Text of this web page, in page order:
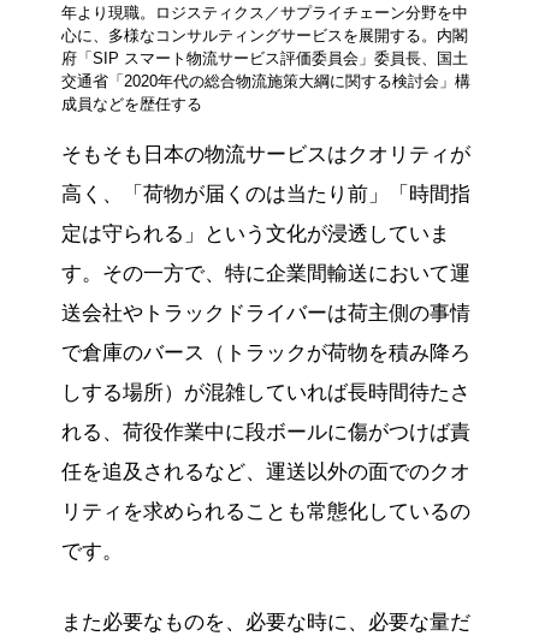
年より現職。ロジスティクス／サプライチェーン分野を中
心に、多様なコンサルティングサービスを展開する。内閣
府「SIP スマート物流サービス評価委員会」委員長、国土
交通省「2020年代の総合物流施策大綱に関する検討会」構
成員などを歴任する
そもそも日本の物流サービスはクオリティが
高く、「荷物が届くのは当たり前」「時間指
定は守られる」という文化が浸透していま
す。その一方で、特に企業間輸送において運
送会社やトラックドライバーは荷主側の事情
で倉庫のバース（トラックが荷物を積み降ろ
しする場所）が混雑していれば長時間待たさ
れる、荷役作業中に段ボールに傷がつけば責
任を追及されるなど、運送以外の面でのクオ
リティを求められることも常態化しているの
です。
また必要なものを、必要な時に、必要な量だ